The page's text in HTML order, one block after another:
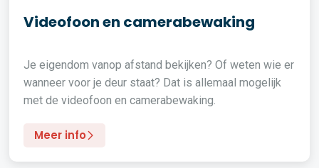
Videofoon en camerabewaking
Je eigendom vanop afstand bekijken? Of weten wie er
wanneer voor je deur staat? Dat is allemaal mogelijk
met de videofoon en camerabewaking.
Meer info